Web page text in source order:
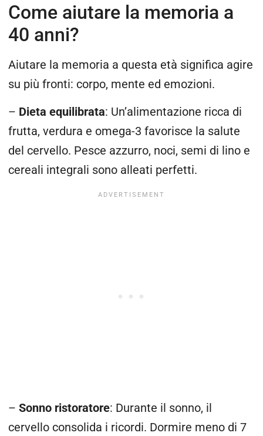
Come aiutare la memoria a
40 anni?
Aiutare la memoria a questa età significa agire
su più fronti: corpo, mente ed emozioni.
– Dieta equilibrata: Un’alimentazione ricca di
frutta, verdura e omega-3 favorisce la salute
del cervello. Pesce azzurro, noci, semi di lino e
cereali integrali sono alleati perfetti.
– Sonno ristoratore: Durante il sonno, il
cervello consolida i ricordi. Dormire meno di 7